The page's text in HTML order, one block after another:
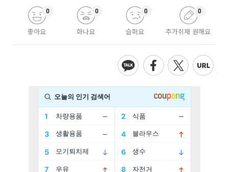
좋아요
0
화나요
0
슬퍼요
0
추가취재 원해요
0